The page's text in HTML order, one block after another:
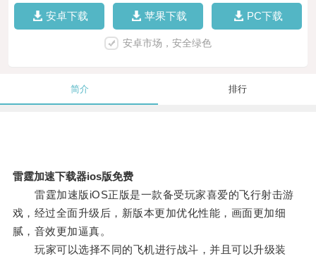
安卓下载 苹果下载 PC下载
安卓市场，安全绿色
简介 排行
雷霆加速下载器ios版免费
雷霆加速版iOS正版是一款备受玩家喜爱的飞行射击游
戏，经过全面升级后，新版本更加优化性能，画面更加细
腻，音效更加逼真。
玩家可以选择不同的飞机进行战斗，并且可以升级装